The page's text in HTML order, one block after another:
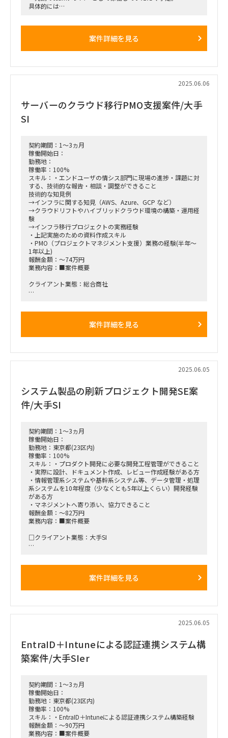
大阪府中之島駅 徒歩5分
■働き方リモート可 週1~2在宅可能
具体的には
案件詳細を見る
2025.06.06
サーバーのクラウド移行PMO支援案件/大手
SI
契約期間：1～3ヵ月
稼働開始日：
勤務地：
稼働率：100%
スキル：・エンドユーザの情シス部門に現場の進捗・課題に対
する、技術的な報告・相談・調整ができること
技術的な知見例
→インフラに関する知見（AWS、Azure、GCP など）
→クラウドリフトやハイブリッドクラウド環境の構築・運用経
験
→インフラ移行プロジェクトの実務経験
・上記実施のための資料作成スキル
・PMO（プロジェクトマネジメント支援）業務の経験(半年～
1年以上)
報酬金額：～74万円
業務内容：■案件概要
クライアント業態：総合商社
□プロジェクト概要：大手SI様にて、ご支援の総合商社様にて
□期待される役割と動き：クラウドサーバーに関する知見、経
験をお持ちでPMOを担って頂ける方を募集しております。
■働き方/勤務場所：基本リモート(エンドのお客様次第で出社
あり) ※勤務地確認中
案件詳細を見る
2025.06.05
システム製品の刷新プロジェクト開発SE案
件/大手SI
契約期間：1～3ヵ月
稼働開始日：
勤務地：東京都(23区内)
稼働率：100%
スキル：・プロダクト開発に必要な開発工程管理ができること
・実際に設計、ドキュメント作成、レビュー作成経験がある方
・情報管理系システムや基幹系システム等、データ管理・処理
系システムを10年程度（少なくとも5年以上くらい）開発経験
がある方
・マネジメントへ寄り添い、協力できること
報酬金額：～82万円
業務内容：■案件概要
□クライアント業態：大手SI
案件詳細を見る
2025.06.05
EntraID＋Intuneによる認証連携システム構
築案件/大手SIer
契約期間：1～3ヵ月
稼働開始日：
勤務地：東京都(23区内)
稼働率：100%
スキル：・EntraID＋Intuneによる認証連携システム構築経験
報酬金額：～90万円
業務内容：■案件概要